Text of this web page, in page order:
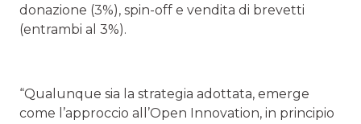
donazione (3%), spin-off e vendita di brevetti
(entrambi al 3%).
“Qualunque sia la strategia adottata, emerge
come l’approccio all’Open Innovation, in principio